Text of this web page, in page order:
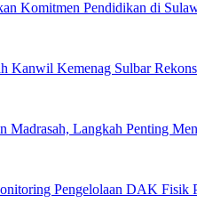
Komitmen Pendidikan di
Kanwil Kemenag Sulbar
Madrasah, Langkah Penting
Pengelolaan DAK Fisik